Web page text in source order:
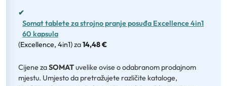
✔
Somat tablete za strojno pranje posuđa Excellence 4in1
60 kapsula
(Excellence, 4in1)za14,48 €
Cijene zaSOMATuvelike ovise o odabranom prodajnom
mjestu. Umjesto da pretražujete različite kataloge,